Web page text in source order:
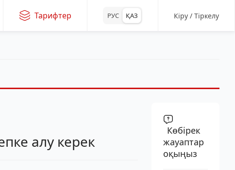
Тарифтер РУС ҚАЗ Кіру / Тіркелу
алу керек
Көбірек
жауаптар
оқыңыз